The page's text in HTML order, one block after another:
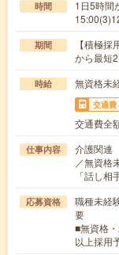
時間
1日5時間
期間
【積極
から最短
時給 無資格未
交通費
交通費全
仕事内容
介護関連
／無資格
「話し
応募資格
職種未経
要
■無資格
以上採用